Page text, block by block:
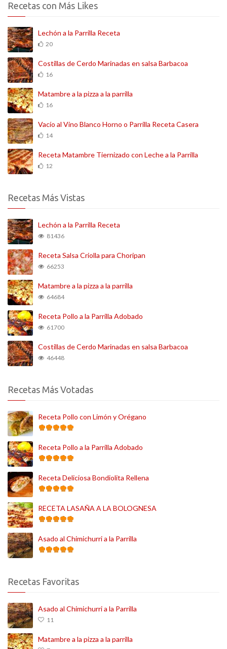
Recetas con Más Likes
Lechón a la Parrilla Receta
20
Costillas de Cerdo Marinadas en salsa Barbacoa
16
Matambre a la pizza a la parrilla
16
Vacío al Vino Blanco Horno o Parrilla Receta Casera
14
Receta Matambre Tiernizado con Leche a la Parrilla
12
Recetas Más Vistas
Lechón a la Parrilla Receta
81436
Receta Salsa Criolla para Choripan
66253
Matambre a la pizza a la parrilla
64684
Receta Pollo a la Parrilla Adobado
61700
Costillas de Cerdo Marinadas en salsa Barbacoa
46448
Recetas Más Votadas
Receta Pollo con Limón y Orégano
Receta Pollo a la Parrilla Adobado
Receta Deliciosa Bondiolita Rellena
RECETA LASAÑA A LA BOLOGNESA
Asado al Chimichurri a la Parrilla
Recetas Favoritas
Asado al Chimichurri a la Parrilla
11
Matambre a la pizza a la parrilla